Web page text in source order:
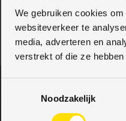
We gebruiken cookies
websiteverkeer te
media, adverteren en
verstrekt of die ze
Noodzakelijk